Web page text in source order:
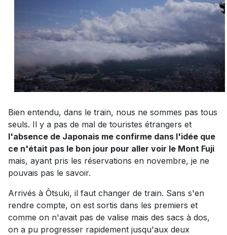
Bien entendu, dans le train, nous ne sommes pas tous
seuls. Il y a pas de mal de touristes étrangers et
l'absence de Japonais me confirme dans l'idée que
ce n'était pas le bon jour pour aller voir le Mont Fuji
mais, ayant pris les réservations en novembre, je ne
pouvais pas le savoir.
Arrivés à Ôtsuki, il faut changer de train. Sans s'en
rendre compte, on est sortis dans les premiers et
comme on n'avait pas de valise mais des sacs à dos,
on a pu progresser rapidement jusqu'aux deux